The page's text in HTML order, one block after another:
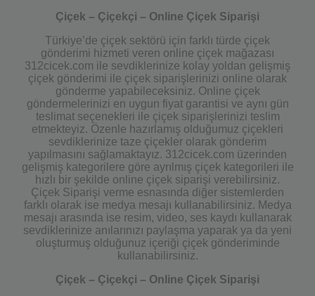
Çiçek – Çiçekçi – Online Çiçek Siparişi
Türkiye’de çiçek sektörü için farklı türde çiçek
gönderimi hizmeti veren online çiçek mağazası
312cicek.com ile sevdiklerinize kolay yoldan gelişmiş
çiçek gönderimi ile çiçek siparişlerinizi online olarak
gönderme yapabileceksiniz. Online çiçek
göndermelerinizi en uygun fiyat garantisi ve aynı gün
teslimat seçenekleri ile çiçek siparişlerinizi teslim
etmekteyiz. Özenle hazırlamış olduğumuz çiçekleri
sevdiklerinize taze çiçekler olarak gönderim
yapılmasını sağlamaktayız. 312cicek.com üzerinden
gelişmiş kategorilere göre ayrılmış çiçek kategorileri ile
hızlı bir şekilde online çiçek siparişi verebilirsiniz.
Çiçek Siparişi verme esnasında diğer sistemlerden
farklı olarak ise medya mesajı kullanabilirsiniz. Medya
mesajı arasında ise resim, video, ses kaydı kullanarak
sevdiklerinize anılarınızı paylaşma yaparak ya da yeni
oluşturmuş olduğunuz içeriği çiçek gönderiminde
kullanabilirsiniz.
Çiçek – Çiçekçi – Online Çiçek Siparişi